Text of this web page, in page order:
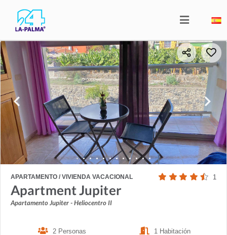
APARTAMENTO / VIVIENDA VACACIONAL 1
Apartment Jupiter
Apartamento Jupiter - Heliocentro II
2 Personas 1 Habitación